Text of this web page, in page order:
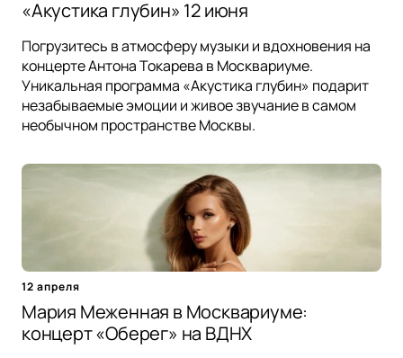
«Акустика глубин» 12 июня
Погрузитесь в атмосферу музыки и вдохновения на
концерте Антона Токарева в Москвариуме.
Уникальная программа «Акустика глубин» подарит
незабываемые эмоции и живое звучание в самом
необычном пространстве Москвы.
12 апреля
Мария Меженная в Москвариуме:
концерт «Оберег» на ВДНХ